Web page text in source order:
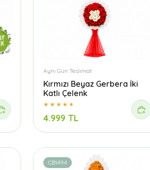
Aynı Gün Teslimat
Kırmızı Beyaz Gerbera İki
Katlı Çelenk
4.999 TL
CB1494